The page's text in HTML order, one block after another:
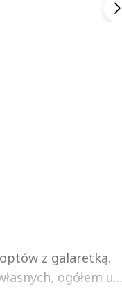
z galaretką.
ogółem u...